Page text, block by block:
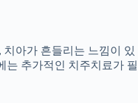
치아가 흔들리는 느낌이 있
는 추가적인 치주치료가 필